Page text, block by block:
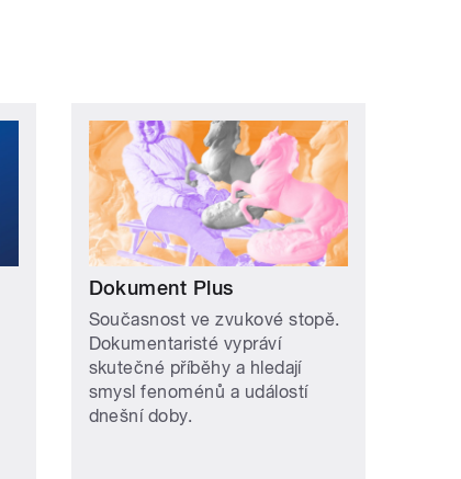
Dokument Plus
Současnost ve zvukové stopě.
Dokumentaristé vypráví
skutečné příběhy a hledají
smysl fenoménů a událostí
dnešní doby.